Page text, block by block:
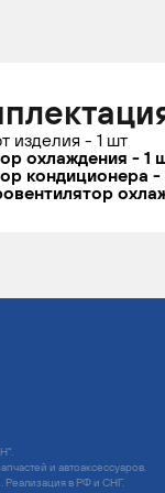
изделия - 1 шт
охлаждения - 1
кондиционера -
и автоаксессуаров.
в РФ и СНГ.